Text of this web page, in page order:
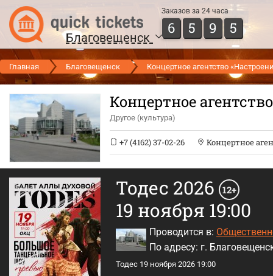
Благовещенск
Заказов за 24 часа
6 5 9 5
Главная Благовещенск Концертное агентство
Концертное
Другое (культура)
+7 (4162) 37-02-26 Концертное
Тодес 2026 12+
19 ноября 19:00
Проводится в:
По адресу: г.
Тодес 19 ноября 2026 19:00